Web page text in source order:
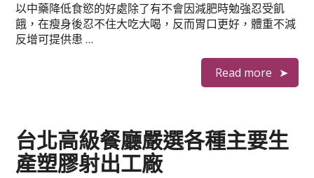
以中藥降低食慾的好處除了有不會因減肥時勉強忍受飢
餓，在瘦身後忍不住大吃大喝，反而胃口更好，體重不減
反增可提供患 …
Read more
台北高級餐廳嚴選各種主要生
產塑膠射出工廠